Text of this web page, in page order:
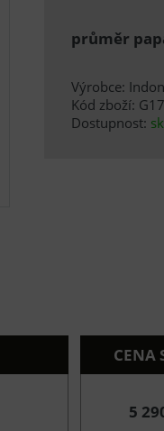
průměr
Výrobce:
Kód zboží:
Dostupnost:
CENA
5